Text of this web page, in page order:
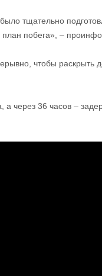
тщательно
побега», –
чтобы раскрыть
а через 36 часов –